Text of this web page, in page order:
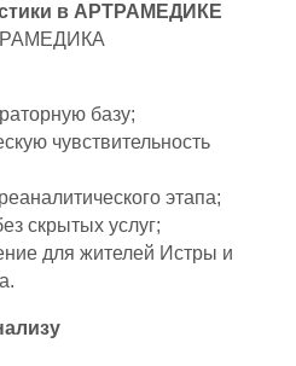
в АРТРАМЕДИКЕ
базу;
чувствительность
этапа;
скрытых услуг;
для жителей Истры и